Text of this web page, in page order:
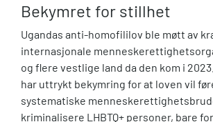
Bekymret for stillhet
Ugandas anti-homofililov ble møtt av
internasjonale
og flere vestlige land da den kom i 2023.
har uttrykt bekymring for at loven vil
systematiske
kriminalisere LHBTQ+ personer, bare for